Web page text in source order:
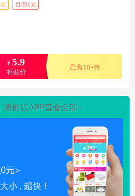
红包1元
¥5.9
补贴价
已售10+件
请前往APP查看全部~